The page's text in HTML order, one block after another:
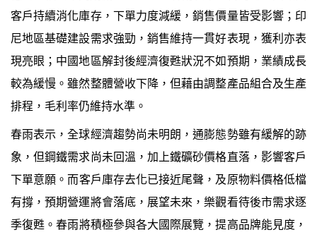
客戶持續消化庫存，下單力度減緩，銷售價量皆受影響； 印
尼地區基礎建設需求強勁，銷售維持一貫好表現，獲利亦表
現亮眼； 中國地區解封後經濟復甦狀況不如預期 ， 業績成長
較為緩慢。雖然整體營收下降，但藉由調整產品組合及生產
排程，毛利率仍維持水準。
春雨表示，全球經濟趨勢尚未明朗，通膨態勢雖有緩解的跡
象，但鋼鐵需求尚未回溫，加上鐵礦砂價格直落，影響客戶
下單意願 。 而客戶庫存去化已接近尾聲，及原物料價格低檔
有撐，預期營運將會落底，展望未來，樂觀看待後市需求逐
季復甦 。春雨將積極參與各大國際展覽，提高品牌能見度，